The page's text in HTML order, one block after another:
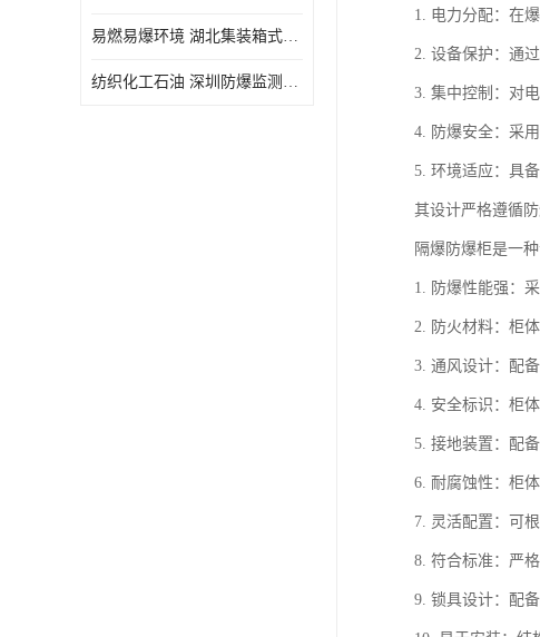
易燃易爆环境 湖北集装箱式防爆小屋
纺织化工石油 深圳防爆监测小屋
1. 电力分配：在
2. 设备保护：通
3. 集中控制：对
4. 防爆安全：采
5. 环境适应：具
其设计严格遵循
隔爆防爆柜是一
1. 防爆性能强：
2. 防火材料：柜
3. 通风设计：配
4. 安全标识：柜
5. 接地装置：配
6. 耐腐蚀性：柜
7. 灵活配置：可
8. 符合标准：严
9. 锁具设计：配